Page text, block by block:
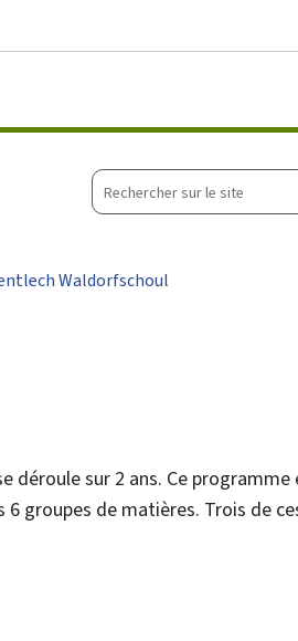
Rechercher
sur
site
Waldorfschoul
déroule sur 2 ans. Ce
groupes de matières. Trois de